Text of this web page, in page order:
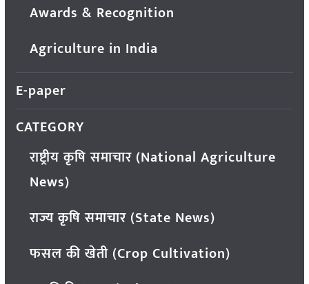
Awards & Recognition
Agriculture in India
E-paper
CATEGORY
राष्ट्रीय कृषि समाचार (National Agriculture
News)
राज्य कृषि समाचार (State News)
फसल की खेती (Crop Cultivation)